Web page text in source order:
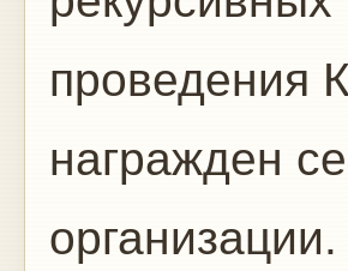
проведения
награжден